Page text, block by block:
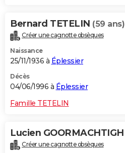
Bernard TETELIN (59 ans)
Créer une cagnotte obsèques
Naissance
25/11/1936 à Éplessier
Décès
04/06/1996 à Éplessier
Famille TETELIN
Lucien GOORMACHTIGH
Créer une cagnotte obsèques